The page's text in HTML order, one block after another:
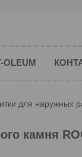
OLEUM
для наружных
камня